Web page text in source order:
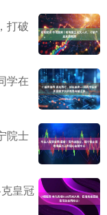
打破
学在
院士
皇冠